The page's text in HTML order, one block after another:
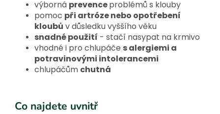
výborná prevenceproblémů s klouby
pomoc při artróze nebo opotřebení
kloubů v důsledku vyššího věku
snadné použití - stačí nasypat na krmivo
vhodné i pro chlupáče s alergiemi a
potravinovými intolerancemi
chlupáčům chutná
Co najdete uvnitř